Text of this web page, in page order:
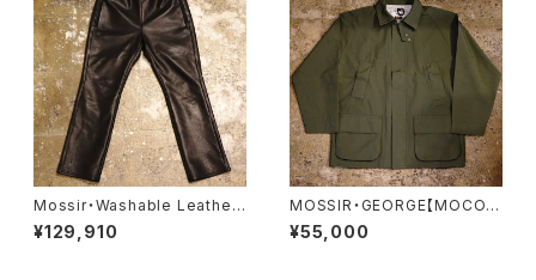
Mossir・Washable Leather
Pants ‘‘LALK’’【MOPT022】
¥129,910
MOSSIR・GEORGE【MOCO0
06】
¥55,000